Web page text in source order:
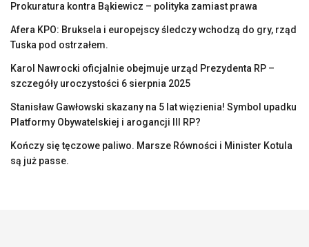
Prokuratura kontra Bąkiewicz – polityka zamiast prawa
Afera KPO: Bruksela i europejscy śledczy wchodzą do gry, rząd
Tuska pod ostrzałem.
Karol Nawrocki oficjalnie obejmuje urząd Prezydenta RP –
szczegóły uroczystości 6 sierpnia 2025
Stanisław Gawłowski skazany na 5 lat więzienia! Symbol upadku
Platformy Obywatelskiej i arogancji III RP?
Kończy się tęczowe paliwo. Marsze Równości i Minister Kotula
są już passe.